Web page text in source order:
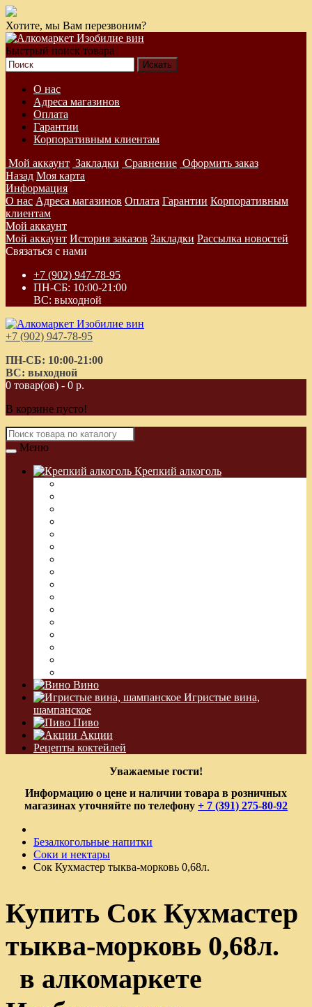
Хотите, мы Вам перезвоним?
Быстрый поиск товара
О нас
Адреса магазинов
Оплата
Гарантии
Корпоративным клиентам
Мой аккаунт Закладки Сравнение Оформить заказ
Назад Моя карта
Информация
О нас Адреса магазинов Оплата Гарантии Корпоративным
клиентам
Мой аккаунт
Мой аккаунт История заказов Закладки Рассылка новостей
Связаться с нами
+7 (902) 947-78-95
ПН-СБ: 10:00-21:00
ВС: выходной
+7 (902) 947-78-95
ПН-СБ: 10:00-21:00
ВС: выходной
0 товар(ов) - 0 р.
В корзине пусто!
Меню
Крепкий алкоголь
Вино
Игристые вина,
шампанское
Пиво
Акции
Рецепты коктейлей
Уважаемые гости!
Информацию о цене и наличии товара в розничных
магазинах уточняйте по телефону + 7 (391) 275-80-92
Безалкогольные напитки
Соки и нектары
Сок Кухмастер тыква-морковь 0,68л.
Купить Сок Кухмастер
тыква-морковь 0,68л.
в алкомаркете